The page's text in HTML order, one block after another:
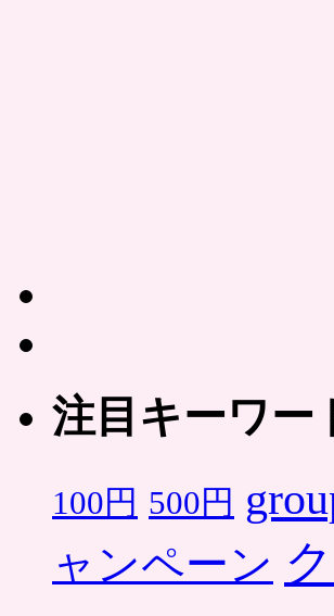
注目キーワー
100円 500円
ャンペーン